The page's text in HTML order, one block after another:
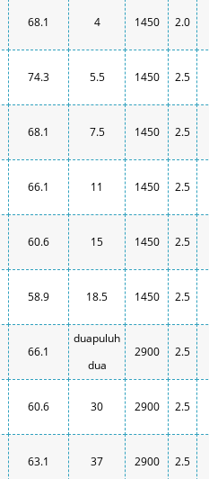
68.1 4 1450 2.0
74.3 5.5 1450 2.5
68.1 7.5 1450 2.5
66.1 11 1450 2.5
60.6 15 1450 2.5
58.9 18.5 1450 2.5
66.1
duapuluh
dua
2900 2.5
60.6 30 2900 2.5
63.1 37 2900 2.5